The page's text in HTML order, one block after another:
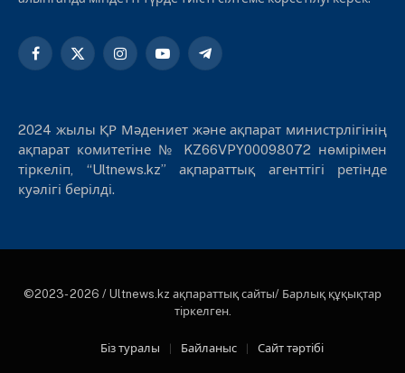
Facebook
X
InstagramYouTubeTelegram
2024 жылы ҚР Мәдениет және ақпарат министрлігінің
ақпарат комитетіне № KZ66VPY00098072 нөмірімен
тіркеліп, “Ultnews.kz” ақпараттық агенттігі ретінде
куәлігі берілді.
©2023- 2026 / Ultnews.kz ақпараттық сайты/ Барлық құқықтар
тіркелген.
Біз туралы Байланыс Сайт тәртібі